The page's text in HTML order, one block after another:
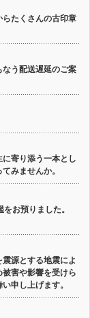
たくさんの古印章
う配送遅延のご案
寄り添う一本とし
みませんか。
お預りました。
源とする地震によ
害や影響を受けら
申し上げます。